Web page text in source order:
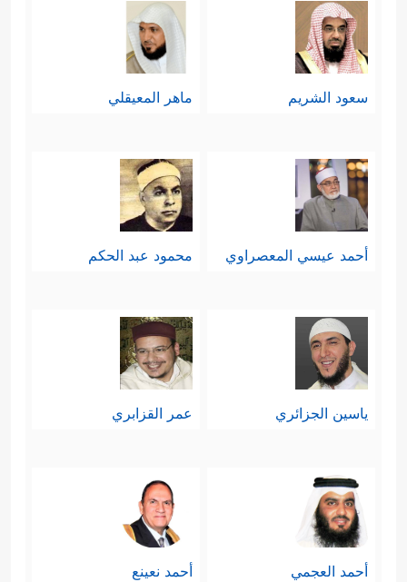
سعود الشريم ماهر المعيقلي
أحمد عيسي المعصراوي محمود عبد الحكم
ياسين الجزائري عمر القزابري
أحمد العجمي أحمد نعينع